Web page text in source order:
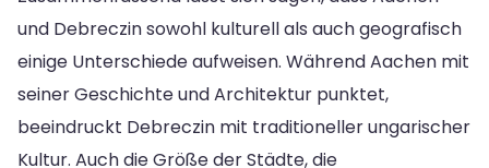
und Debreczin sowohl kulturell als auch geografisch
einige Unterschiede aufweisen. Während Aachen mit
seiner Geschichte und Architektur punktet,
beeindruckt Debreczin mit traditioneller ungarischer
Kultur. Auch die Größe der Städte, die